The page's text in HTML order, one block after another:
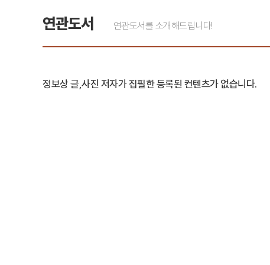
연관도서 연관도서를 소개해드립니다!
정보상 글,사진 저자가 집필한 등록된 컨텐츠가 없습니다.